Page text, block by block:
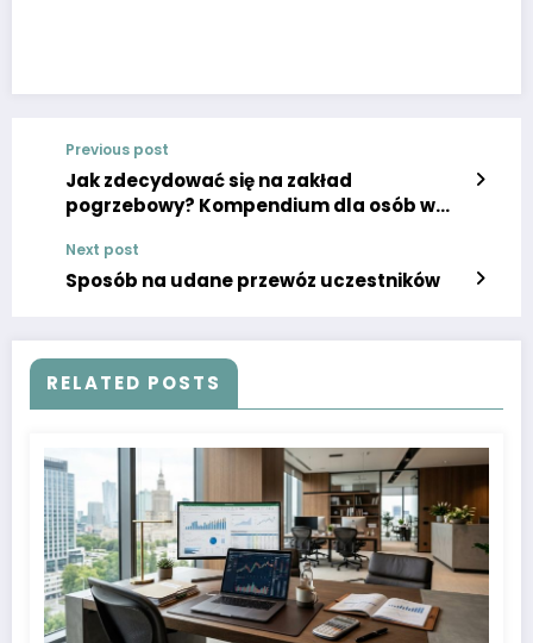
Previous post
Jak zdecydować się na zakład
pogrzebowy? Kompendium dla osób w
Next post
Sposób na udane przewóz uczestników
RELATED POSTS